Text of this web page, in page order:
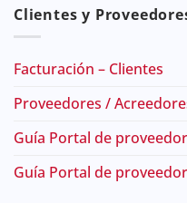
Clientes y
Facturación – Clientes
Proveedores /
Guía Portal de
Guía Portal de